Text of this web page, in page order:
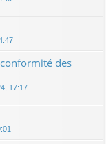
des
17:17